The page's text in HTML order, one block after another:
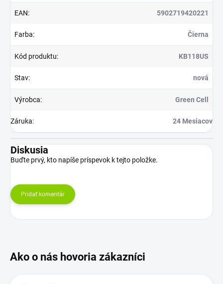
EAN: 5902719420221
Farba: Čierna
Kód produktu: KB118US
Stav: nová
Výrobca: Green Cell
Záruka: 24 Mesiacov
Diskusia
Buďte prvý, kto napíše príspevok k tejto položke.
Pridať komentár